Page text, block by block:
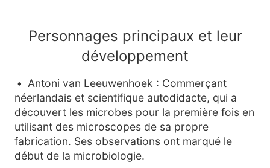
Personnages principaux et leur
développement
Antoni van Leeuwenhoek : Commerçant
néerlandais et scientifique autodidacte, qui a
découvert les microbes pour la première fois en
utilisant des microscopes de sa propre
fabrication. Ses observations ont marqué le
début de la microbiologie.